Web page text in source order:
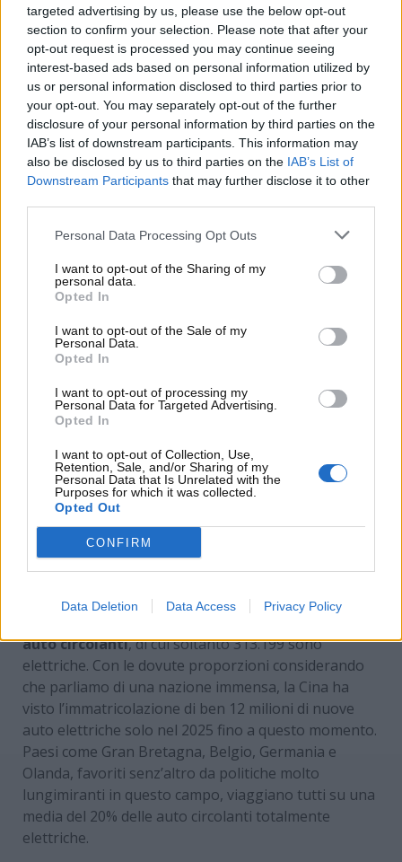
targeted advertising by us, please use the below opt-out
section to confirm your selection. Please note that after your
opt-out request is processed you may continue seeing
interest-based ads based on personal information utilized by
us or personal information disclosed to third parties prior to
your opt-out. You may separately opt-out of the further
disclosure of your personal information by third parties on the
IAB’s list of downstream participants. This information may
also be disclosed by us to third parties on the IAB’s List of
Downstream Participants that may further disclose it to other
Personal Data Processing Opt Outs
I want to opt-out of the Sharing of my
personal data.
Opted In
I want to opt-out of the Sale of my
Personal Data.
Opted In
I want to opt-out of processing my
Personal Data for Targeted Advertising.
Opted In
I want to opt-out of Collection, Use,
Retention, Sale, and/or Sharing of my
Personal Data that Is Unrelated with the
Purposes for which it was collected.
Opted Out
CONFIRM
Data Deletion Data Access Privacy Policy
I dati non mentono, l’Italia ha
l’affanno
Il tema della mobilità elettrica,cruciale in Europa
dato chedal 2035 salvo notizie dell’ultimo minuto
dovremo adattarci a guidare solo auto a zero
emissioni, non ha mai davvero fatto breccia in Italia
per vari motivi, dal costo di queste vetture davvero
ricarica latono in molte parti del paese. E il risultato
Italia surclassata da Europa e Cina –
www.MotoriNews24.com
auto circolanti, di cui soltanto 313.199 sono
elettriche. Con le dovute proporzioni considerando
che parliamo di una nazione immensa, la Cina ha
visto l’immatricolazione di ben 12 milioni di nuove
auto elettriche solo nel 2025 fino a questo momento.
Paesi come Gran Bretagna, Belgio, Germania e
Olanda, favoriti senz’altro da politiche molto
lungimiranti in questo campo, viaggiano tutti su una
media del 20% delle auto circolanti totalmente
elettriche.